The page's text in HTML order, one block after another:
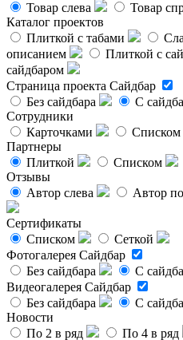
Товар слева
Товар
Каталог проектов
Плиткой с табами
описанием
Плиткой с
сайдбаром
Страница проекта Сайдбар
Без сайдбара
С
Сотрудники
Карточками
Списком
Партнеры
Плиткой
Списком
Отзывы
Автор слева
Автор
Сертификаты
Списком
Сеткой
Фотогалерея Сайдбар
Без сайдбара
С
Видеогалерея Сайдбар
Без сайдбара
С
Новости
По 2 в ряд
По 4 в ряд